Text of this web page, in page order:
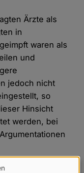
Ärzte als
in
waren als
und
jedoch nicht
so
Hinsicht
werden, bei